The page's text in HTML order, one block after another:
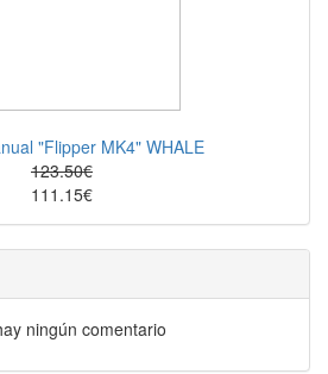
"Flipper MK4" WHALE
123.50€
111.15€
ningún comentario